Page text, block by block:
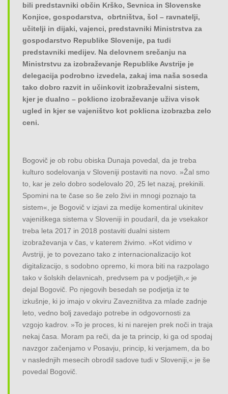
bili predstavniki občin Krško, Sevnica in Slovenske
Konjice, gospodarstva, obrtništva, šol – ravnatelji,
učitelji in dijaki, vajenci, predstavniki Ministrstva za
gospodarstvo Republike Slovenije, pa tudi
predstavniki medijev. Na delovnem srečanju na
Ministrstvu za izobraževanje Republike Avstrije je
delegacija podrobno izvedela, zakaj ima naša soseda
tako dobro razvit in učinkovit izobraževalni sistem,
kjer je dualno – poklicno izobraževanje uživa visok
ugled in kjer se vajeništvo kot poklicna izobrazba zelo
ceni.
Bogovič je ob robu obiska Dunaja povedal, da je treba
kulturo sodelovanja v Sloveniji postaviti na novo. »Žal smo
to, kar je zelo dobro sodelovalo 20, 25 let nazaj, prekinili.
Spomini na te čase so še zelo živi in mnogi poznajo ta
sistem«, je Bogovič v izjavi za medije komentiral ukinitev
vajeniškega sistema v Sloveniji in poudaril, da je vsekakor
treba leta 2017 in 2018 postaviti dualni sistem
izobraževanja v čas, v katerem živimo. »Kot vidimo v
Avstriji, je to povezano tako z internacionalizacijo kot
digitalizacijo, s sodobno opremo, ki mora biti na razpolago
tako v šolskih delavnicah, predvsem pa v podjetjih,« je
dejal Bogovič. Po njegovih besedah se podjetja iz te
izkušnje, ki jo imajo v okviru Zavezništva za mlade zadnje
leto, vedno bolj zavedajo potrebe in odgovornosti za
vzgojo kadrov. »To je proces, ki ni narejen prek noči in traja
nekaj časa. Moram pa reči, da je ta princip, ki ga od spodaj
navzgor začenjamo v Posavju, princip, ki verjamem, da bo
v naslednjih mesecih obrodil sadove tudi v Sloveniji,« je še
povedal Bogovič.